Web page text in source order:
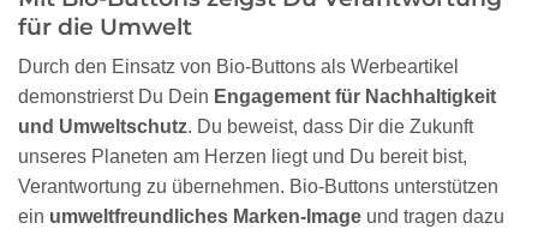
für die Umwelt
Durch den Einsatz von Bio-Buttons als Werbeartikel
demonstrierst Du Dein Engagement für Nachhaltigkeit
und Umweltschutz. Du beweist, dass Dir die Zukunft
unseres Planeten am Herzen liegt und Du bereit bist,
Verantwortung zu übernehmen. Bio-Buttons unterstützen
ein umweltfreundliches Marken-Image und tragen dazu